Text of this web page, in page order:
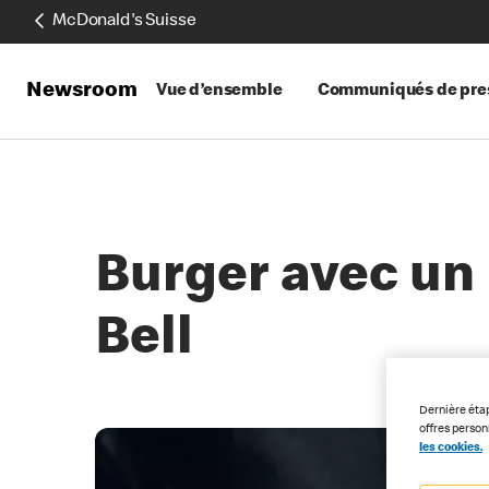
McDonald's Suisse
Newsroom Vue d’ensemble Communiqués de
Burger avec
Bell
Dernière
offres
les cookies.